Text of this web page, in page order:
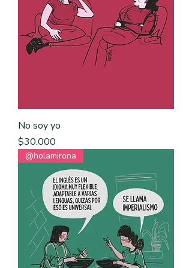
No soy yo
Precio
$30.000
@holamirona